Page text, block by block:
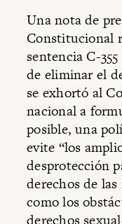
Una nota de
Constitucional
sentencia C-
de eliminar el
se exhortó al
nacional a
posible, una
evite “los
desprotección
derechos de
como los
derechos